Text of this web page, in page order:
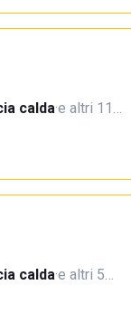
calda·e altri 11…
calda·e altri 5…